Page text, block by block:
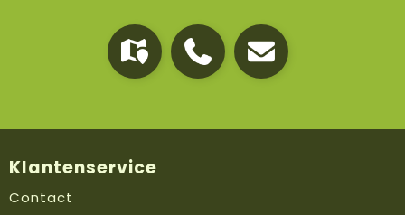
Klantenservice
Contact